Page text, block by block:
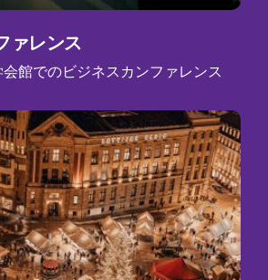
ァレンス
館でのビジネスカンファレンス